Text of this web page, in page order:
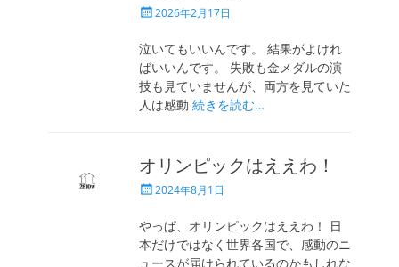
投
日
2026年2月17日
泣いてもいいんです。 結果がよけれ
ばいいんです。 失敗も金メダルの演
技も見ていませんが、両方を見ていた
人は感動 続きを読む…
オリンピックはええわ！
投
日
2024年8月1日
やっぱ、オリンピックはええわ！ 日
本だけではなく世界各国で、感動のニ
ュースが届けられているのかもしれな